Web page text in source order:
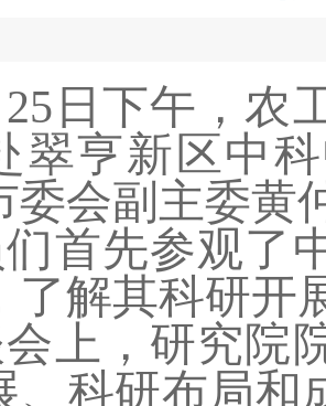
25日下午，农
翠亨新区中
委会副主委黄
首先参观了
了解其科研开
上 ，研究院
、科研布局和